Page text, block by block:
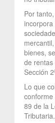
Por
bienes,
de
Sección
Lo que
89 de la
Tributaria.